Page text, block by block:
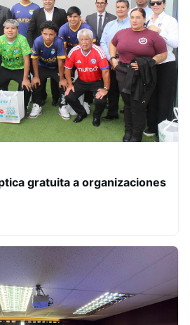
gratuita a organizaciones